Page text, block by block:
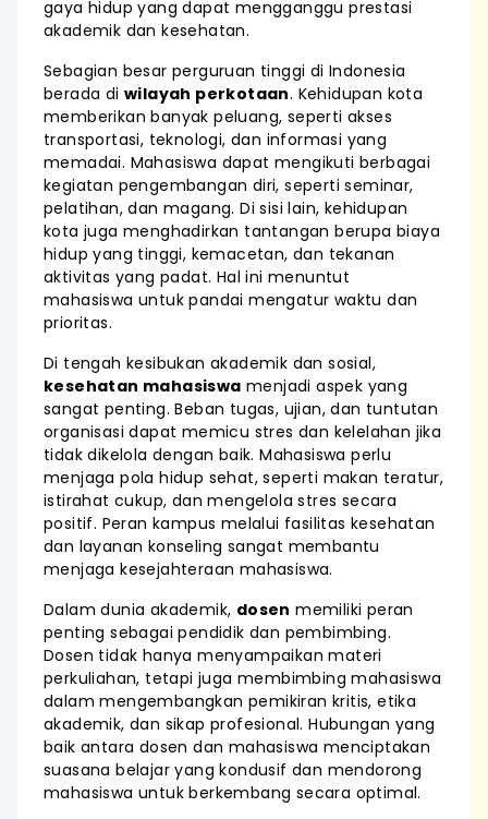
gaya hidup yang dapat mengganggu prestasi
akademik dan kesehatan.
Sebagian besar perguruan tinggi di Indonesia
berada diwilayah perkotaan. Kehidupan kota
memberikan banyak peluang, seperti akses
transportasi, teknologi, dan informasi yang
memadai. Mahasiswa dapat mengikuti berbagai
kegiatan pengembangan diri, seperti seminar,
pelatihan, dan magang. Di sisi lain, kehidupan
kota juga menghadirkan tantangan berupa biaya
hidup yang tinggi, kemacetan, dan tekanan
aktivitas yang padat. Hal ini menuntut
mahasiswa untuk pandai mengatur waktu dan
prioritas.
Di tengah kesibukan akademik dan sosial,
kesehatan mahasiswa menjadi aspek yang
sangat penting. Beban tugas, ujian, dan tuntutan
organisasi dapat memicu stres dan kelelahan jika
tidak dikelola dengan baik. Mahasiswa perlu
menjaga pola hidup sehat, seperti makan teratur,
istirahat cukup, dan mengelola stres secara
positif. Peran kampus melalui fasilitas kesehatan
dan layanan konseling sangat membantu
menjaga kesejahteraan mahasiswa.
Dalam dunia akademik, dosen memiliki peran
penting sebagai pendidik dan pembimbing.
Dosen tidak hanya menyampaikan materi
perkuliahan, tetapi juga membimbing mahasiswa
dalam mengembangkan pemikiran kritis, etika
akademik, dan sikap profesional. Hubungan yang
baik antara dosen dan mahasiswa menciptakan
suasana belajar yang kondusif dan mendorong
mahasiswa untuk berkembang secara optimal.